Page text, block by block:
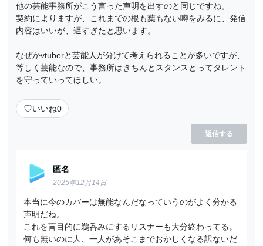
他の芸能事務所がこう言った声明を出すのと同じですね。
契約によりますが、これまでの根も葉もない噂をみるに、発信
内容はいいが、遅すぎたと思います。
なぜかvtuberと芸能人が分けて考えられることが多いですが、
等しく芸能なので、事務所はきちんとスタンスとってタレント
を守っていってほしい。
♡いいね0
返信する
匿名
2025年12月14日
本当に今のカバーは無能なんだなっていうのがよく分かる
声明だね。
これを盲目的に鵜呑みにするリスナーも大分終わってる。
何も無いのに人、一人があそこまでおかしくなる訳ないだ